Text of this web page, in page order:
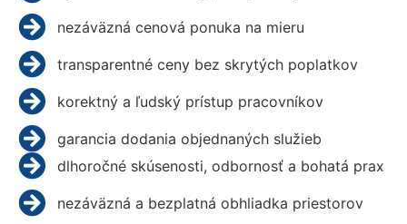
nezáväzná cenová ponuka na mieru
transparentné ceny bez skrytých poplatkov
korektný a ľudský prístup pracovníkov
garancia dodania objednaných služieb
dlhoročné skúsenosti, odbornosť a bohatá prax
nezáväzná a bezplatná obhliadka priestorov